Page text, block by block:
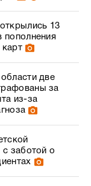
13
пополнения
карт
две
за
из-за
с заботой о